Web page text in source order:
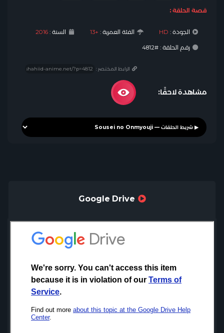
قصة الحلقة :
الجودة : HD الفئة العمرية : +13 السنة :2016
رقم الحلقة : #4812
الرابط المختصر :
مشاهدة لاحقًا: